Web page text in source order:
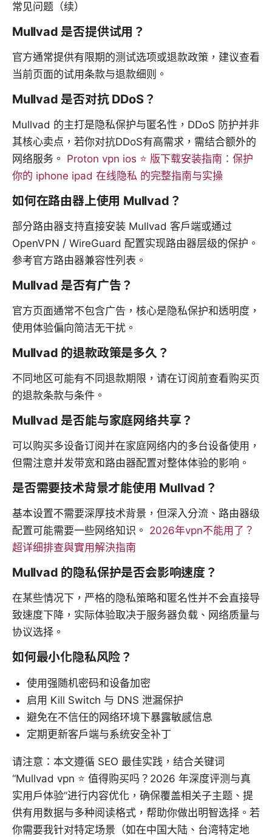
常见问题（续）
Mullvad 是否提供试用？
官方通常提供有限期的测试选项或退款政策，建议查看
当前页面的试用条款与退款细则。
Mullvad 是否对抗 DDoS？
Mullvad 的主打是隐私保护与匿名性，DDoS 防护并非
其核心卖点，若你对抗DDoS有高需求，需结合额外的
网络服务。 Proton vpn ios ⭐ 版下载安装指南：保护
你的 iphone ipad 在线隐私 的完整指南与实操
如何在路由器上使用 Mullvad？
部分路由器支持直接安装 Mullvad 客户端或通过
OpenVPN / WireGuard 配置实现路由器层级的保护。
参考官方路由器兼容性列表。
Mullvad 是否有广告？
官方页面通常不包含广告，核心是隐私保护和透明度，
使用体验偏向简洁无干扰。
Mullvad 的退款政策是多久？
不同地区可能有不同退款期限，请在订阅前查看购买页
的退款条款与条件。
Mullvad 是否能与家庭网络共享？
可以购买多设备订阅并在家庭网络内的多台设备使用，
但需注意并发带宽和路由器配置对整体体验的影响。
是否需要技术背景才能使用 Mullvad？
基本设置不需要深厚技术背景，但深入分流、路由器级
配置可能需要一些网络知识。 2026年vpn不能用了？
超详细排查與實用解決指南
Mullvad 的隐私保护是否会影响速度？
在某些情况下，严格的隐私策略和匿名性并不会直接导
致速度下降，实际体验取决于服务器负载、网络质量与
协议选择。
如何最小化隐私风险？
使用强随机密码和设备加密
启用 Kill Switch 与 DNS 泄漏保护
避免在不信任的网络环境下暴露敏感信息
定期更新客户端与系统安全补丁
请注意：本文遵循 SEO 最佳实践，结合关键词
“Mullvad vpn ⭐ 值得购买吗？2026 年深度评测与真
实用户体验”进行内容优化，确保覆盖相关子主题、提
供有用数据与多种阅读格式，帮助你做出明智选择。若
你需要我针对特定场景（如在中国大陆、台湾特定地